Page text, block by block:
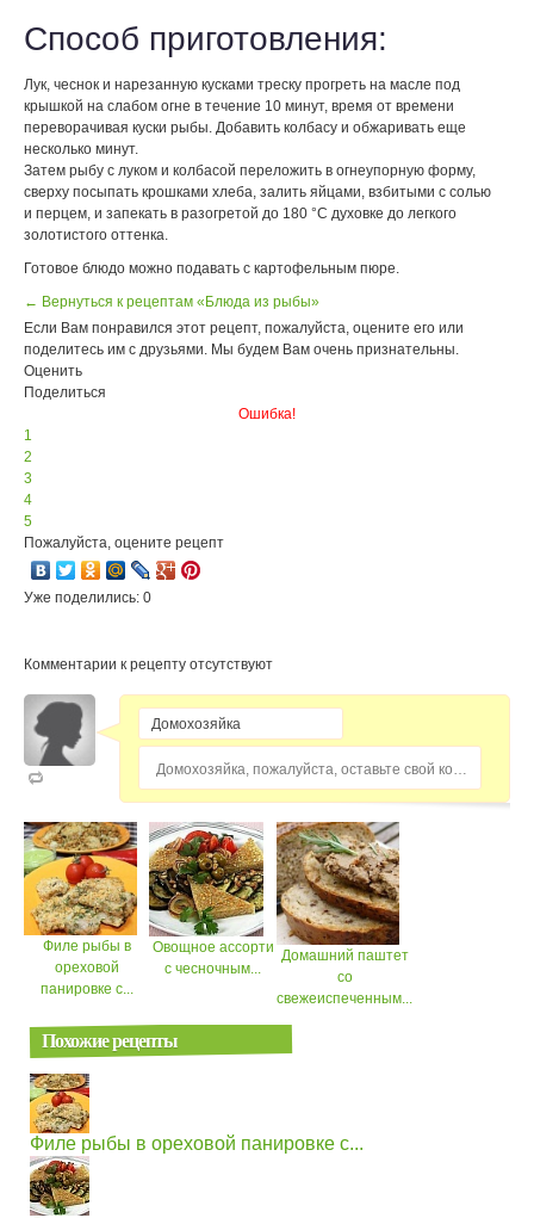
Способ приготовления:
Лук, чеснок и нарезанную кусками треску прогреть на масле под
крышкой на слабом огне в течение 10 минут, время от времени
переворачивая куски рыбы. Добавить колбасу и обжаривать еще
несколько минут.
Затем рыбу с луком и колбасой переложить в огнеупорную форму,
сверху посыпать крошками хлеба, залить яйцами, взбитыми с солью
и перцем, и запекать в разогретой до 180 °С духовке до легкого
золотистого оттенка.
Готовое блюдо можно подавать с картофельным пюре.
← Вернуться к рецептам «Блюда из рыбы»
Если Вам понравился этот рецепт, пожалуйста, оцените его или
поделитесь им с друзьями. Мы будем Вам очень признательны.
Оценить
Поделиться
Ошибка!
1
2
3
4
5
Пожалуйста, оцените рецепт
Уже поделились: 0
Комментарии к рецепту отсутствуют
Домохозяйка, пожалуйста, оставьте свой комментарий...
Филе рыбы в
ореховой
панировке с...
Овощное ассорти
с чесночным...
Домашний паштет
со
свежеиспеченным...
Похожие рецепты
Филе рыбы в ореховой панировке с...